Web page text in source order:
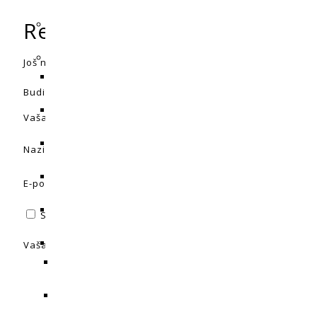
Recenzije
Još nema recenzija.
Budite prvi koji će recenzirati “Bio Nova FreeFlow”
Vaša adresa e-pošte neće biti objavljena.
Naziv
E-pošta
Spremi moje ime, e-poštu i web-stranicu u ovom
Vaša ocjena